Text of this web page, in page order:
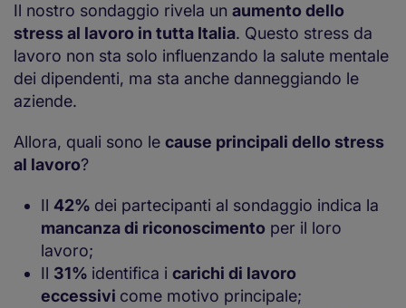
Il nostro sondaggio rivela un aumento dello
stress al lavoro in tutta Italia. Questo stress da
lavoro non sta solo influenzando la salute mentale
dei dipendenti, ma sta anche danneggiando le
aziende.
Allora, quali sono le cause principali dello stress
al lavoro?
Il 42% dei partecipanti al sondaggio indica la
mancanza di riconoscimento per il loro
lavoro;
Il 31% identifica i carichi di lavoro
eccessivi come motivo principale;